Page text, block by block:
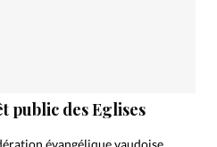
public des Eglises
évangélique vaudoise